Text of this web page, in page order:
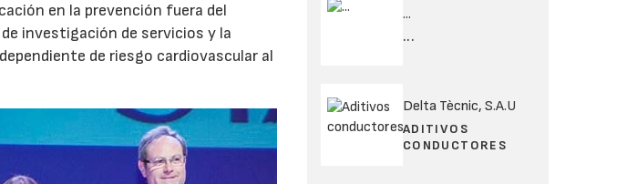
en la prevención fuera del
investigación de servicios y la
de riesgo cardiovascular al
...
...
Delta Tècnic, S.A.U
ADITIVOS
CONDUCTORES